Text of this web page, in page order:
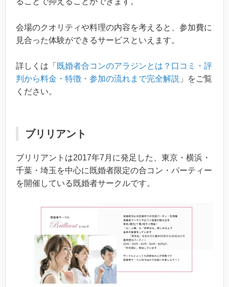
会場のクオリティや料理の内容を考えると、参加費に
見合った体験ができるサービスといえます。
詳しくは「 既婚者合コンのアラジンとは？口コミ・評
判から料金・特徴・参加の流れまで完全解説 」をご覧
ください。
ブリリアント
ブリリアントは2017年7月に発足した、東京・横浜・
千葉・埼玉を中心に既婚者限定の合コン・パーティー
を開催している既婚者サークルです。